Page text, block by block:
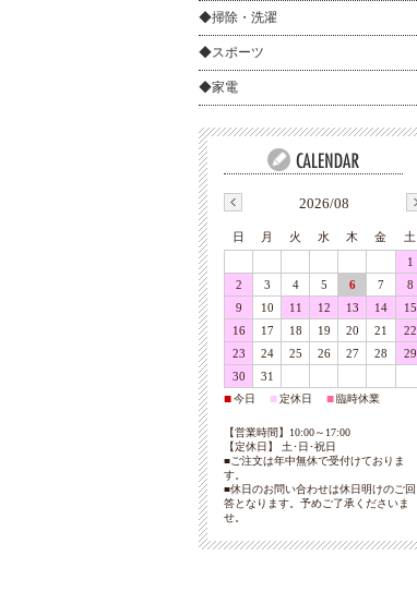
◆掃除・洗濯
◆スポーツ
◆家電
2026/08
日 月 火 水 木 金
土
1
2
3 4 5 6 7
8
9
10 11 12 13 14
15
16
17 18 19 20 21
22
23
24 25 26 27 28
29
30
31
■今日 ■定休日 ■臨時休業
【営業時間】10:00～17:00
【定休日】 土･日･祝日
■ご注文は年中無休で受付けておりま
す。
■休日のお問い合わせは休日明けのご回
答となります。予めご了承くださいま
せ。